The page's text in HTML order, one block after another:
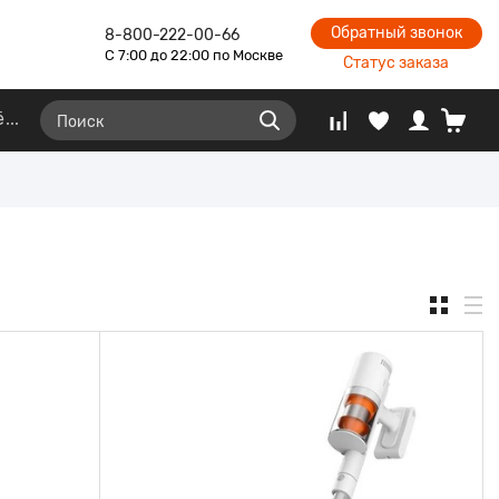
8-800-222-00-66
С 7:00 до 22:00 по Москве
Обратный звонок
Статус заказа